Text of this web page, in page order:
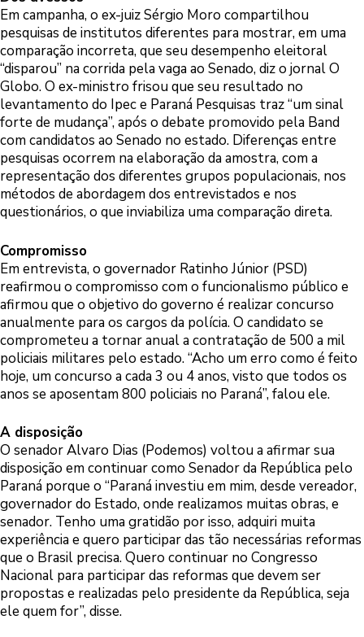
Em campanha, o ex-juiz Sérgio Moro compartilhou
pesquisas de institutos diferentes para mostrar, em uma
comparação incorreta, que seu desempenho eleitoral
“disparou” na corrida pela vaga ao Senado, diz o jornal O
Globo. O ex-ministro frisou que seu resultado no
levantamento do Ipec e Paraná Pesquisas traz “um sinal
forte de mudança”, após o debate promovido pela Band
com candidatos ao Senado no estado. Diferenças entre
pesquisas ocorrem na elaboração da amostra, com a
representação dos diferentes grupos populacionais, nos
métodos de abordagem dos entrevistados e nos
questionários, o que inviabiliza uma comparação direta.
Compromisso
Em entrevista, o governador Ratinho Júnior (PSD)
reafirmou o compromisso com o funcionalismo público e
afirmou que o objetivo do governo é realizar concurso
anualmente para os cargos da polícia. O candidato se
comprometeu a tornar anual a contratação de 500 a mil
policiais militares pelo estado. “Acho um erro como é feito
hoje, um concurso a cada 3 ou 4 anos, visto que todos os
anos se aposentam 800 policiais no Paraná”, falou ele.
A disposição
O senador Alvaro Dias (Podemos) voltou a afirmar sua
disposição em continuar como Senador da República pelo
Paraná porque o “Paraná investiu em mim, desde vereador,
governador do Estado, onde realizamos muitas obras, e
senador. Tenho uma gratidão por isso, adquiri muita
experiência e quero participar das tão necessárias reformas
que o Brasil precisa. Quero continuar no Congresso
Nacional para participar das reformas que devem ser
propostas e realizadas pelo presidente da República, seja
ele quem for”, disse.